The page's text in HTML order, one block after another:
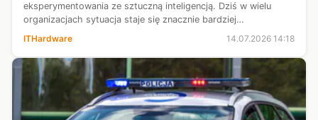
eksperymentowania ze sztuczną inteligencją. Dziś w wielu
organizacjach sytuacja staje się znacznie bardziej
skomplikowana. Menedżerowie oczekują korzystania z
ITHardware 14.07.2026 14:18